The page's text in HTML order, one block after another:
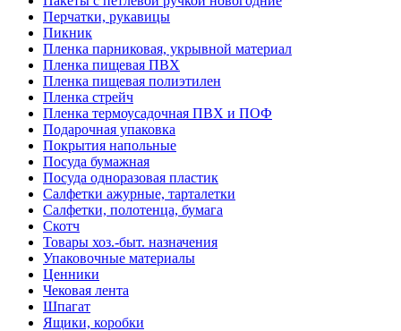
Перчатки, рукавицы
Пикник
Пленка парниковая, укрывной материал
Пленка пищевая ПВХ
Пленка пищевая полиэтилен
Пленка стрейч
Пленка термоусадочная ПВХ и ПОФ
Подарочная упаковка
Покрытия напольные
Посуда бумажная
Посуда одноразовая пластик
Салфетки ажурные, тарталетки
Салфетки, полотенца, бумага
Скотч
Товары хоз.-быт. назначения
Упаковочные материалы
Ценники
Чековая лента
Шпагат
Ящики, коробки